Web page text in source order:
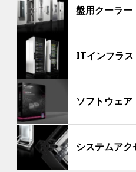
盤用クーラー
ITインフラス
ソフトウェア
システムアク